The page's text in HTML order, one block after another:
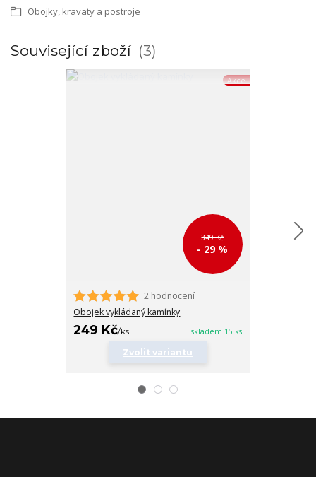
Obojky, kravaty a postroje
Související zboží 3
Akce
349 Kč
- 29 %
2 hodnocení
Obojek vykládaný kamínky
249 Kč/ks skladem 15 ks
Zvolit variantu